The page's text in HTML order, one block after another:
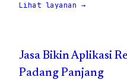
Lihat layanan →
Jasa Bikin Aplikasi
Padang Panjang